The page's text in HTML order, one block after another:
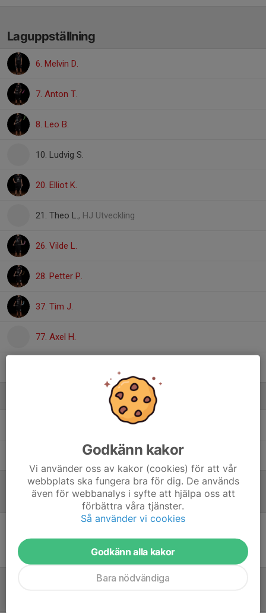
Laguppställning
6. Melvin D.
7. Anton T.
8. Leo B.
10. Ludvig S.
20. Elliot K.
21. Theo L., HJ Utveckling
26. Vilde L.
28. Petter P.
37. Tim J.
77. Axel H.
Team manager
Jens StrandbergAssisterande tränare
Referat
Inget referat skrivet
Godkänn kakor
Vi använder oss av kakor (cookies) för att vår
webbplats ska fungera bra för dig. De används
även för webbanalys i syfte att hjälpa oss att
förbättra våra tjänster.
Så använder vi cookies
Godkänn alla kakor
Bara nödvändiga